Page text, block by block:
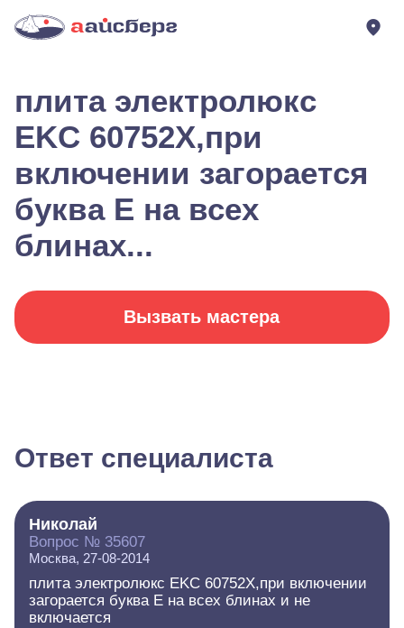
плита электролюкс
EKC 60752X,при
включении загорается
буква Е на всех
блинах...
Вызвать мастера
Ответ специалиста
Николай
Вопрос № 35607
Москва, 27-08-2014
плита электролюкс EKC 60752X,при включении
загорается буква Е на всех блинах и не
включается